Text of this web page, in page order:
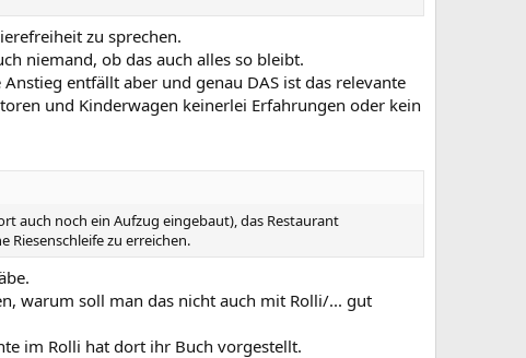
zu sprechen.
niemand, ob das auch alles so bleibt.
entfällt aber und genau DAS ist das relevante
und Kinderwagen keinerlei Erfahrungen oder kein
auch noch ein Aufzug eingebaut), das Restaurant
zu erreichen.
warum soll man das nicht auch mit Rolli/... gut
im Rolli hat dort ihr Buch vorgestellt.